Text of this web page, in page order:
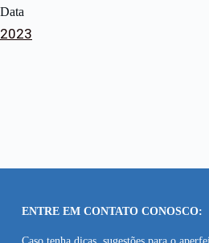
Data
2023
ENTRE EM CONTATO CONOSCO: